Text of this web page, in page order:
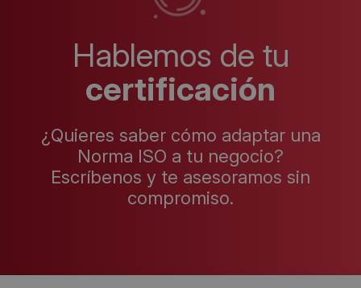
Hablemos de tu
certificación
¿Quieres saber cómo adaptar una
Norma ISO a tu negocio?
Escríbenos y te asesoramos sin
compromiso.